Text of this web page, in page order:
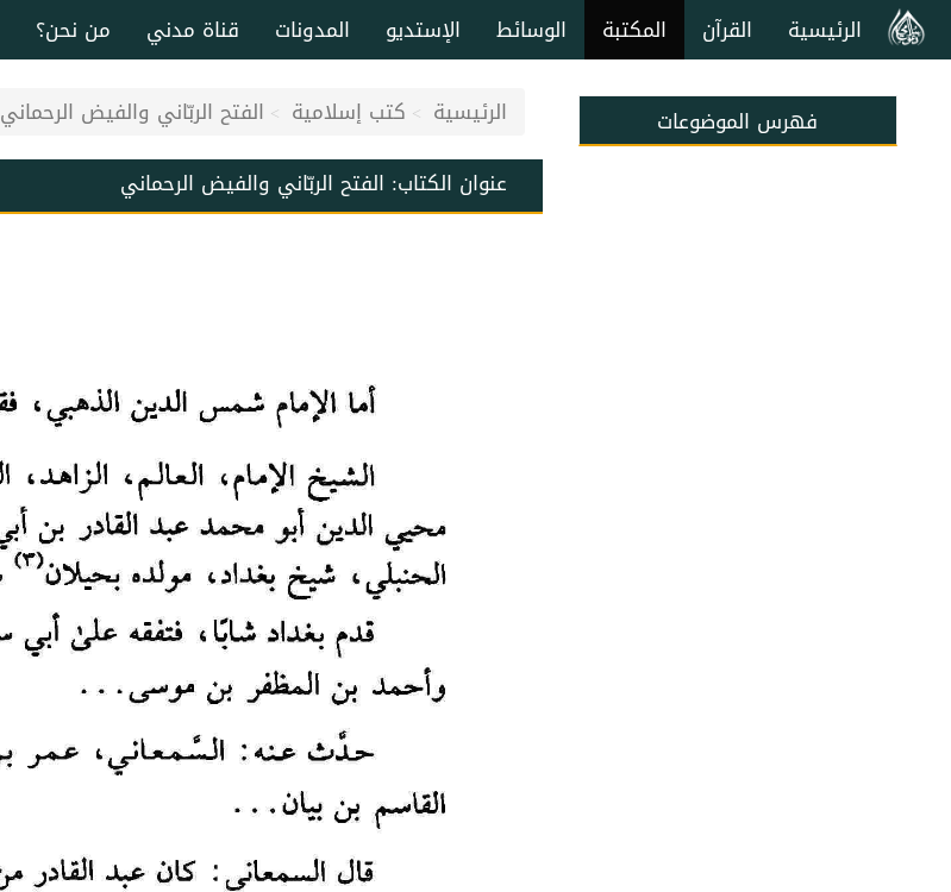
من نحن؟ قناة مدني المدونات الإستديو الوسائط المكتبة القرآن الرئيسية
الرئيسية كتب إسلامية الفتح الربّاني والفيض الرحماني
عنوان الكتاب: الفتح الربّاني والفيض الرحماني
فهرس الموضوعات